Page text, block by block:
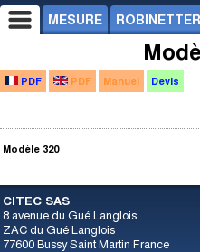
MESURE
PDF PDF Manuel Devis
Modèle 320
CITEC SAS
8 avenue du Gué Langlois
ZAC du Gué Langlois
77600 Bussy Saint Martin France